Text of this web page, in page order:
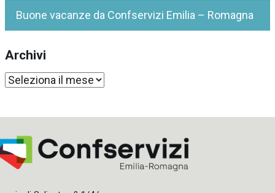
Buone vacanze da Confservizi Emilia – Romagna
Archivi
Archivi